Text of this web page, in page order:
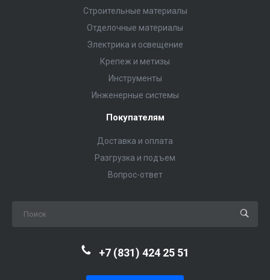
Строительные материалы
Отделочные материалы
Электрика и освещение
Крепеж и метизы
Инструменты
Инженерные системы
Покупателям
Доставка и оплата
Разгрузка и подъем
Вопрос-ответ
+7 (831) 424 25 51